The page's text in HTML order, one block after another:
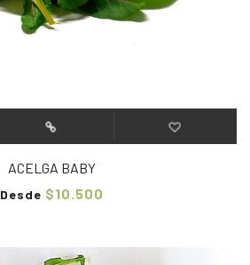
ACELGA BABY
Desde $10.500